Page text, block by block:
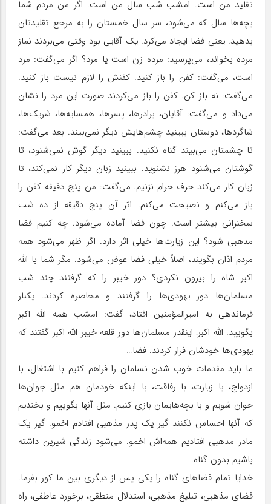
تقلید من است. امشب شب سال من است. اگر من مردم شما
بچه‌ها سال که می‌شود، سر سال خمستان را به مرجع تقلیدتان
بدهید. یعنی فضا ایجاد می‌کرد. یک آقایی بود وقتی می‌بردند نماز
مرده بخواند، می‌پرسید: مرده زن است یا مرد؟ اگر می‌گفت: مرد
است، می‌گفت: کفن را باز کنید. کفنش را لازم نیست باز کنید.
می‌گفت: نه باز کن. کفن را باز می‌کردند صورت این مرد را نشان
می‌داد و می‌گفت: آقایان، برادرها، پسرها، همسایه‌ها، شریک‌ها،
شاگردها، دوستان ببینید چشم‌هایش دیگر نمی‌بیند. بعد می‌گفت:
تا چشمتان می‌بیند گناه نکنید. ببینید دیگر گوش نمی‌شنود، تا
گوشتان می‌شنود هرز نشنوید. ببینید زبان دیگر کار نمی‌کند، تا
زبان کار می‌کند حرف حرام نزنیم. می‌گفت: من پنج دقیقه کفن را
باز می‌کنم و نصیحت می‌کنم. اثر آن پنج دقیقه از ده شب
سخنرانی بیشتر است. چون فضا آماده می‌شود. چه کنیم فضا
مذهبی شود؟ این زیارت‌ها خیلی اثر دارد. اگر ظهر می‌شود همه
مردم اذان بگویند، اصلاً خیلی فضا عوض می‌شود. مگر شما با الله
اکبر شاه را بیرون نکردی؟ دور خیبر را که گرفتند چند شب
مسلمان‌ها دور یهودی‌ها را گرفتند و محاصره کردند. یکبار
فرماندهی به امیرالمؤمنین افتاد، گفت: امشب همه الله اکبر
بگویید. الله اکبر! اینقدر مسلمان‌ها دور قلعه خیبر الله اکبر گفتند که
یهودی‌ها خودشان فرار کردند. فضا…
ما باید مقدمات خوب شدن نسلمان را فراهم کنیم با اشتغال، با
ازدواج، با زیارت، با رفاقت، با اینکه خودمان هم مثل جوان‌ها
جوان شویم و با بچه‌هایمان بازی کنیم. مثل آنها بگوییم و بخندیم
که آنها احساس نکنند گیر یک پدر مذهبی افتادم اخمو. گیر یک
مادر مذهبی افتادیم همه‌اش اخمو. می‌شود زندگی شیرین داشته
باشیم بدون گناه.
خدایا تمام فضاهای گناه را یکی پس از دیگری بین ما کور بفرما.
فضای مذهبی، تبلیغ مذهبی، استدلال منطقی، برخورد عاطفی، راه